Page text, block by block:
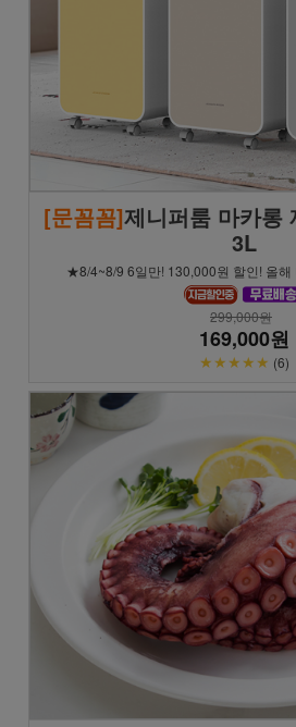
[문꼼꼼]제니퍼룸 마카롱
3L
★8/4~8/9 6일만! 130,000원 할인! 올해
299,000원
169,000원
★★★★★ (6)